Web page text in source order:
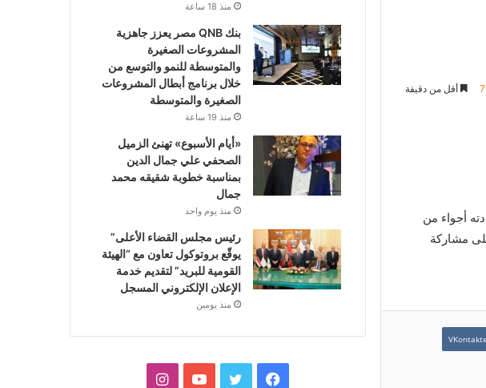
أقل من دقيقة
أجواء من
مشاركة
منذ 18 ساعة
بنك QNB مصر يعزز جاهزية
المشروعات الصغيرة
والمتوسطة للنمو والتوسع من
خلال برنامج أبطال المشروعات
الصغيرة والمتوسطة
منذ 19 ساعة
«أيام الأسبوع» تهنئ الزميل
الصحفي علي جمال الدين
بمناسبة خطوبة شقيقه محمد
جمال
منذ يوم واحد
رئيس مجلس القضاء الأعلى”
يوقّع بروتوكول تعاون مع “الهيئة
القومية للبريد” لتقديم خدمة
الإعلان الإلكتروني المسجل
منذ يومين
فيسبوكتويتر يوتيوبانستقرام